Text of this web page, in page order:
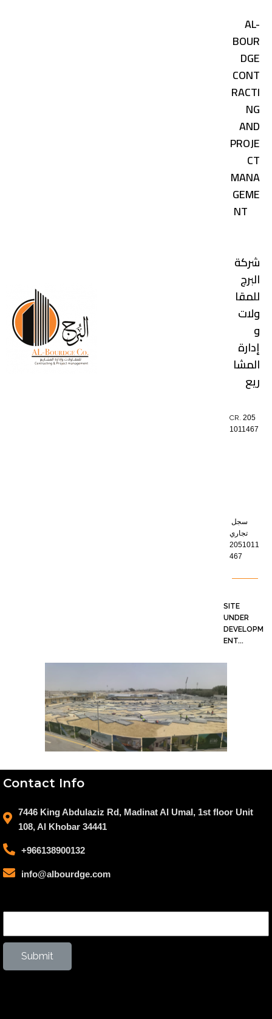
AL-
BOUR
DGE
CONT
RACTI
NG
AND
PROJE
CT
MANA
GEME
NT
البرج
للمقا
ولات
و
إدارة
المشا
ريع
CR.205
1011467
سجل
تجاري
2051011
467
SITE
UNDER
DEVELOPM
ENT...
Contact Info
7446 King Abdulaziz Rd, Madinat Al Umal, 1st floor Unit
108, Al Khobar 34441
+966138900132
info@albourdge.com
Submit